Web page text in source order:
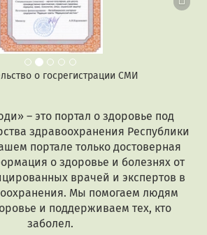
о госрегистрации СМИ
– это портал о здоровье под
здравоохранения Республики
портале только достоверная
о здоровье и болезнях от
врачей и экспертов в
Мы помогаем людям
и поддерживаем тех, кто
заболел.